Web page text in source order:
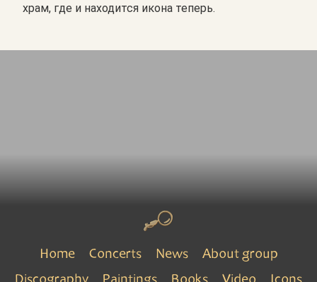
храм, где и находится икона теперь.
Home Concerts News
About group